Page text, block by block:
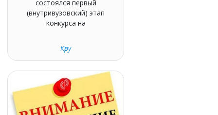
состоялся первый
(внутривузовский) этап
конкурса на
Көру